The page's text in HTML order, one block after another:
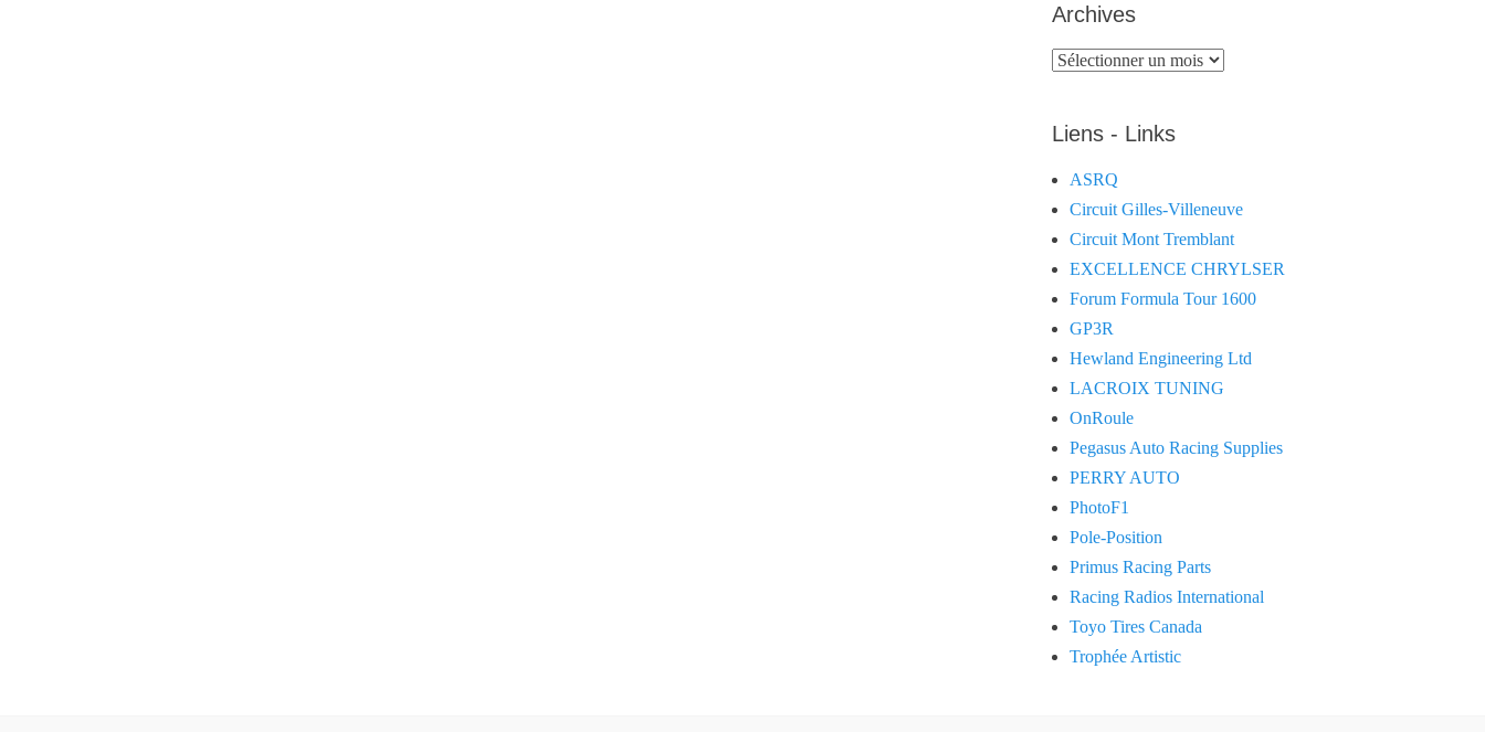
Archives
Archives
Liens - Links
ASRQ
Circuit Gilles-Villeneuve
Circuit Mont Tremblant
EXCELLENCE CHRYLSER
Forum Formula Tour 1600
GP3R
Hewland Engineering Ltd
LACROIX TUNING
OnRoule
Pegasus Auto Racing Supplies
PERRY AUTO
PhotoF1
Pole-Position
Primus Racing Parts
Racing Radios International
Toyo Tires Canada
Trophée Artistic